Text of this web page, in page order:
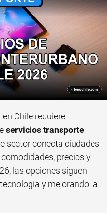
Chile requiere
servicios transporte
sector conecta ciudades
precios y
las opciones siguen
y mejorando la